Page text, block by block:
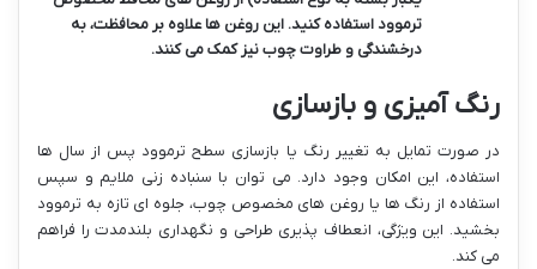
ترموود استفاده کنید. این روغن ها علاوه بر محافظت، به
درخشندگی و طراوت چوب نیز کمک می کنند.
رنگ آمیزی و بازسازی
در صورت تمایل به تغییر رنگ یا بازسازی سطح ترموود پس از سال ها
استفاده، این امکان وجود دارد. می توان با سنباده زنی ملایم و سپس
استفاده از رنگ ها یا روغن های مخصوص چوب، جلوه ای تازه به ترموود
بخشید. این ویژگی، انعطاف پذیری طراحی و نگهداری بلندمدت را فراهم
می کند.